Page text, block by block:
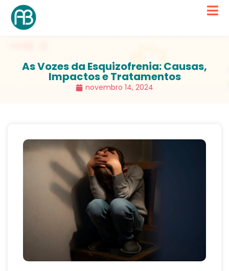
As Vozes da Esquizofrenia: Causas,
Impactos e Tratamentos
novembro 14, 2024